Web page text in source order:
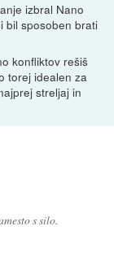
izbral Nano
bil sposoben brati
konfliktov rešiš
torej idealen za
streljaj in
s silo.